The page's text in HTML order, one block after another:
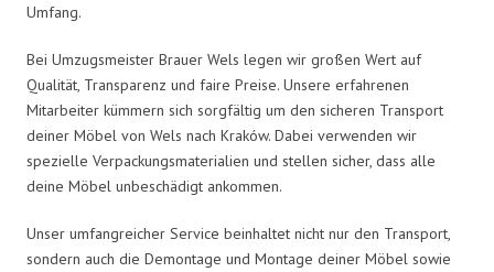
Umfang.
Bei Umzugsmeister Brauer Wels legen wir großen Wert auf
Qualität, Transparenz und faire Preise. Unsere erfahrenen
Mitarbeiter kümmern sich sorgfältig um den sicheren Transport
deiner Möbel von Wels nach Kraków. Dabei verwenden wir
spezielle Verpackungsmaterialien und stellen sicher, dass alle
deine Möbel unbeschädigt ankommen.
Unser umfangreicher Service beinhaltet nicht nur den Transport,
sondern auch die Demontage und Montage deiner Möbel sowie